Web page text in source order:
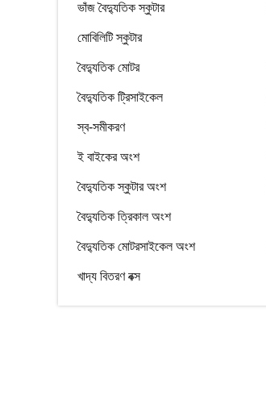
ভাঁজ বৈদ্যুতিক স্কুটার
মোবিলিটি স্কুটার
বৈদ্যুতিক মোটর
বৈদ্যুতিক ট্রিসাইকেল
স্ব-সমীকরণ
ই বাইকের অংশ
বৈদ্যুতিক স্কুটার অংশ
বৈদ্যুতিক ত্রিকাল অংশ
বৈদ্যুতিক মোটরসাইকেল অংশ
খাদ্য বিতরণ বক্স